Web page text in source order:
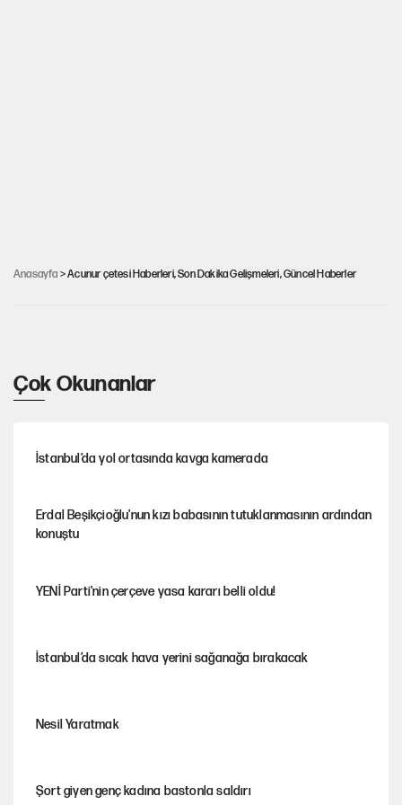
Anasayfa > Acunur çetesi Haberleri, Son Dakika Gelişmeleri, Güncel Haberler
Telli operasyonu
Çok Okunanlar
İstanbul’da yol ortasında kavga kamerada
Erdal Beşikçioğlu'nun kızı babasının tutuklanmasının ardından
konuştu
YENİ Parti'nin çerçeve yasa kararı belli oldu!
İstanbul’da sıcak hava yerini sağanağa bırakacak
Nesil Yaratmak
Şort giyen genç kadına bastonla saldırı